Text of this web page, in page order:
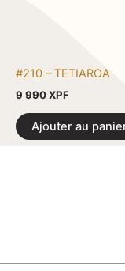
#210 – TETIAROA
9 990XPF
Ajouter au